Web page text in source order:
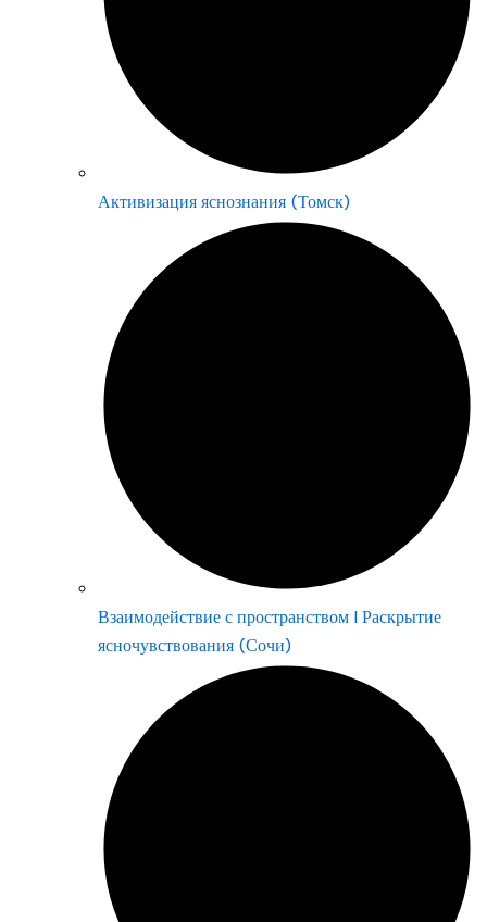
Активизация яснознания (Томск)
Взаимодействие с пространством | Раскрытие
ясночувствования (Сочи)